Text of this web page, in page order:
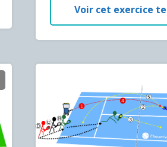
Voir cet exercice